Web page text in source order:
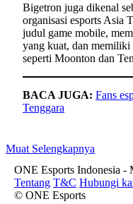
Bigetron juga dikenal
organisasi esports Asia
judul game mobile,
yang kuat, dan memiliki
seperti Moonton dan
BACA JUGA: Fans
Tenggara
Muat Selengkapnya
ONE Esports Indonesia -
Tentang T&C Hubungi
© ONE Esports